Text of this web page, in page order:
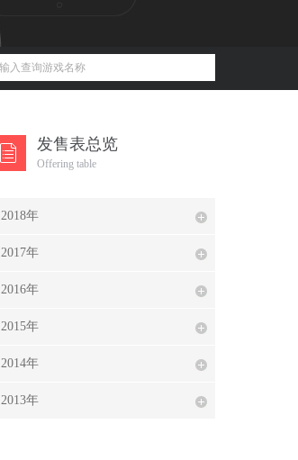
发售表总览
Offering table
2018年
2017年
2016年
2015年
2014年
2013年